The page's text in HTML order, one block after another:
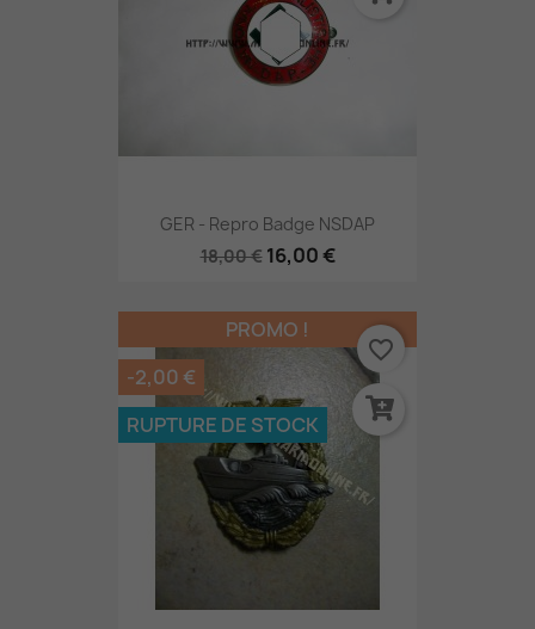
GER - Repro Badge NSDAP
18,00 € 16,00 €
PROMO !
-2,00 €
RUPTURE DE STOCK
favorite_border